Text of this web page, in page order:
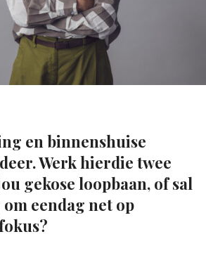
en binnenshuise
Werk hierdie twee
gekose loopbaan, of sal
eendag net op